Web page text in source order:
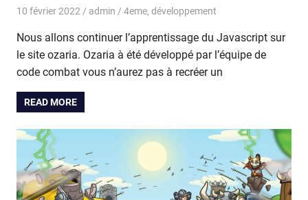
10 février 2022 admin 4eme, développement
Nous allons continuer l’apprentissage du Javascript sur
le site ozaria. Ozaria à été développé par l’équipe de
code combat vous n’aurez pas à recréer un
READ MORE